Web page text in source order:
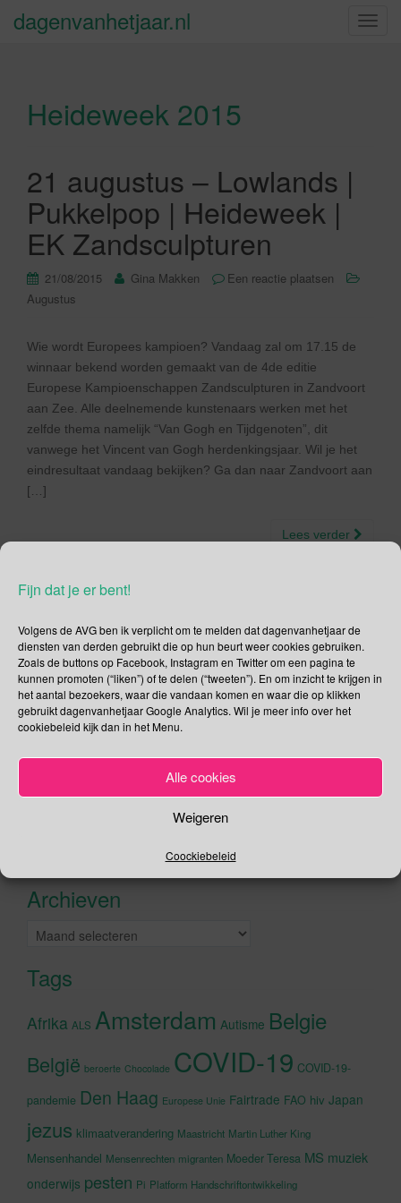
Fijn dat je er bent!
Volgens de AVG ben ik verplicht om te melden dat dagenvanhetjaar de
diensten van derden gebruikt die op hun beurt weer cookies gebruiken.
Zoals de buttons op Facebook, Instagram en Twitter om een pagina te
kunnen promoten (“liken”) of te delen (“tweeten”). En om inzicht te krijgen in
het aantal bezoekers, waar die vandaan komen en waar die op klikken
gebruikt dagenvanhetjaar Google Analytics. Wil je meer info over het
cookiebeleid kijk dan in het Menu.
Alle cookies
Weigeren
Coockiebeleid
S
dagenvanhetjaar.nl
Heideweek 2015
21 augustus – Lowlands |
Pukkelpop | Heideweek |
EK Zandsculpturen
21/08/2015 Gina Makken
Een reactie plaatsen
Augustus
Wie wordt Europees kampioen? Vandaag zal om 17.15 de
winnaar bekend worden gemaakt van de 4de editie
Europese Kampioenschappen Zandsculpturen in Zandvoort
aan Zee. Alle deelnemende kunstenaars werken met het
zelfde thema namelijk “Van Gogh en Tijdgenoten”, dit
vanwege het Vincent van Gogh herdenkingsjaar. Wil je het
eindresultaat vandaag bekijken? Ga dan naar Zandvoort aan
[…]
Lees verder
Social Media
Je kunt me volgen op
Recente tweetsKlik om marketing cookies te
accepteren en deze inhoud in te
Archieven
Archieven
Tags
Afrika ALS Amsterdam Autisme Belgie
België beroerte Chocolade COVID-19 COVID-19-
pandemie Den Haag Europese Unie Fairtrade FAO hiv Japan
jezus klimaatverandering Maastricht Martin Luther King
Mensenhandel Mensenrechten migranten Moeder Teresa MS muziek
onderwijs pesten Pi Platform Handschriftontwikkeling